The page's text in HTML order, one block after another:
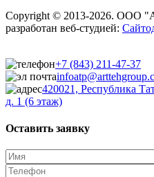
Copyright © 2013-2026. ООО
разработан веб-студией:
+7 (843) 211-47-37
420021, Республика
д. 1 (6 этаж)
Оставить заявку